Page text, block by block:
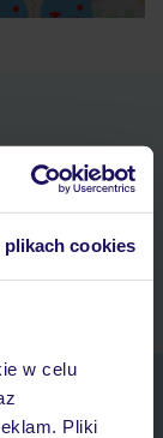
plikach cookies
w celu
Pliki